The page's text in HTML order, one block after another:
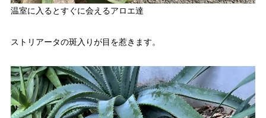
温室に入るとすぐに会えるアロエ達
ストリアータの斑入りが目を惹きます。